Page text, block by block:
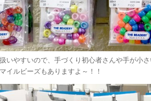
いやすいので、手づくり初心者さんや手が小
イルビーズもありますよ～！！